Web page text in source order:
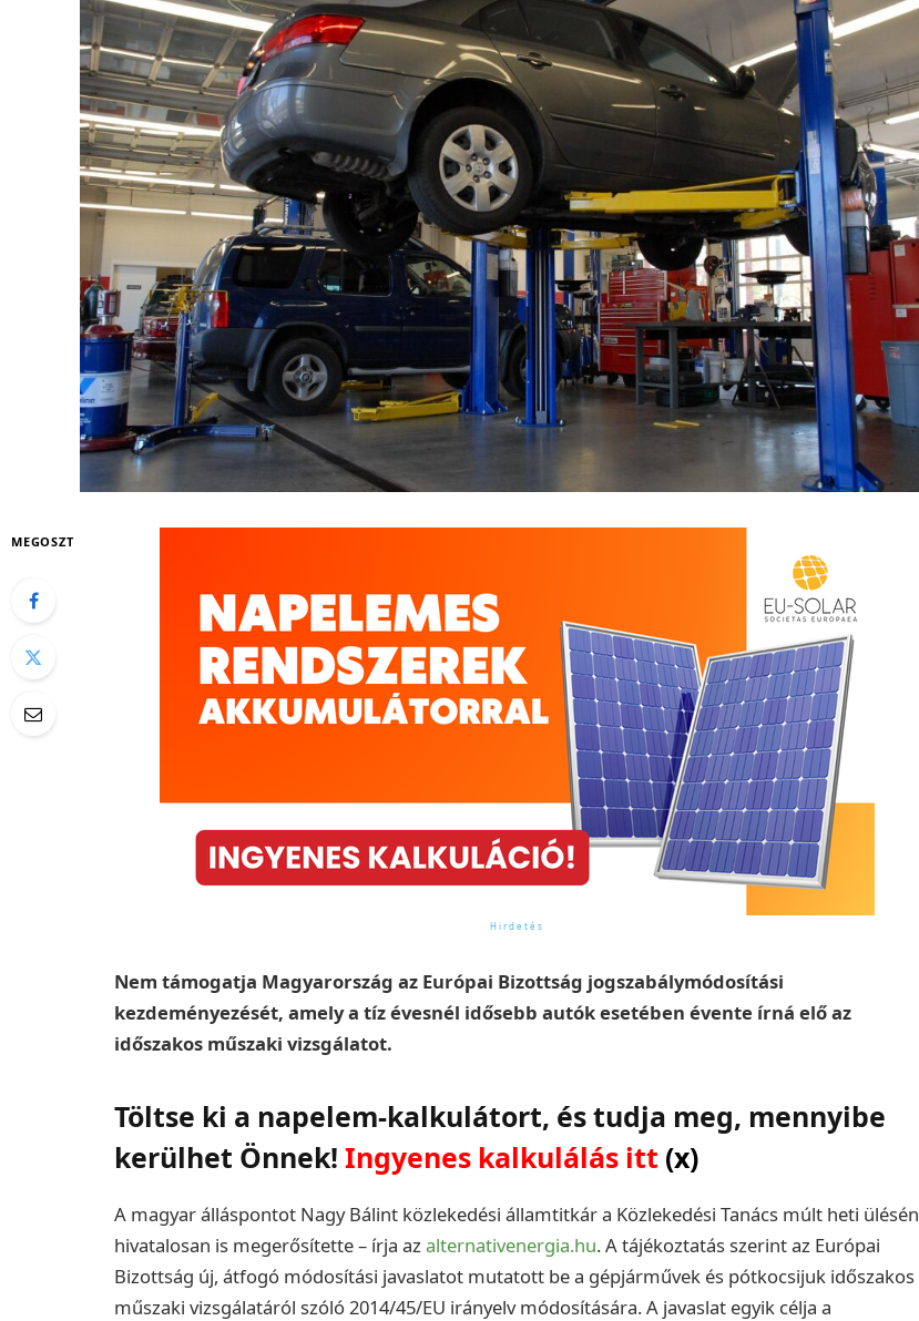
MEGOSZT
Nem támogatja Magyarország az Európai Bizottság jogszabálymódosítási
kezdeményezését, amely a tíz évesnél idősebb autók esetében évente írná elő az
időszakos műszaki vizsgálatot.
Töltse ki a napelem-kalkulátort, és tudja meg, mennyibe
kerülhet Önnek! Ingyenes kalkulálás itt (x)
A magyar álláspontot Nagy Bálint közlekedési államtitkár a Közlekedési Tanács múlt heti ülésén
hivatalosan is megerősítette – írja azalternativenergia.hu. A tájékoztatás szerint az Európai
Bizottság új, átfogó módosítási javaslatot mutatott be a gépjárművek és pótkocsijuk időszakos
műszaki vizsgálatáról szóló 2014/45/EU irányelv módosítására. A javaslat egyik célja a